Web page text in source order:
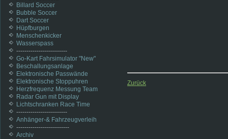
Billard Soccer
Bubble Soccer
Dart Soccer
Hüpfburgen
Menschenkicker
Wasserspass
-------------------------
Go-Kart Fahrsimulator "New"
Beschallungsanlage
Elektronische Passwände
Elektronische Stoppuhren
Herzfrequenz Messung Team
Radar Gun mit Display
Lichtschranken Race Time
-------------------------
Anhänger-& Fahrzeugverleih
--------------------------
Archiv
Zurück